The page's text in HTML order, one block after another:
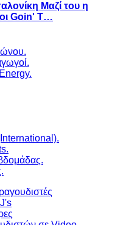
Μαζί του η
Goin' T…